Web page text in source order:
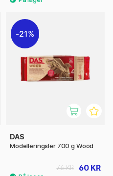
21%
DAS
Modelleringsler 700 g Wood
60 KR
76 KR